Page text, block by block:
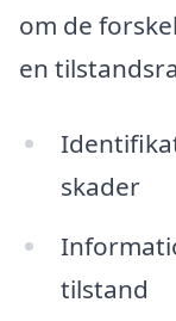
om de
en
skader
tilstand